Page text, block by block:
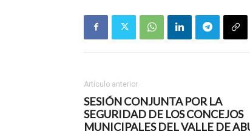
Artículo anterior
SESIÓN CONJUNTA POR LA
SEGURIDAD DE LOS CONCEJOS
MUNICIPALES DEL VALLE DE